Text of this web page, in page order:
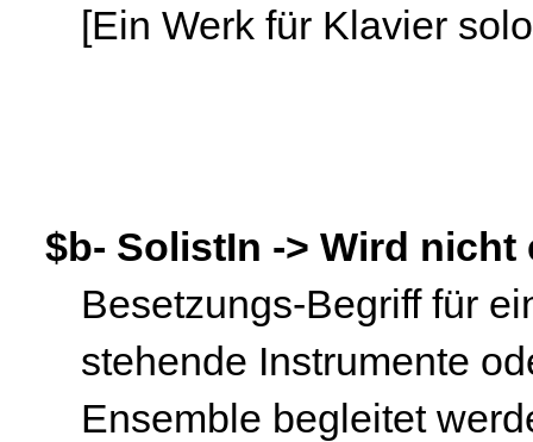
[Ein Werk für Klavier
$b- SolistIn -> Wird nicht
Besetzungs-Begriff für
stehende Instrumente
Ensemble begleitet